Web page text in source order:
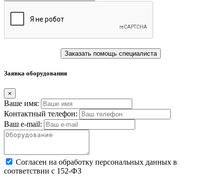
Заказать помощь специалиста
Заявка оборудования
×
Ваше имя:
Контактный телефон:
Ваш e-mail:
Cогласен на обработку персональных данных в
соответствии с 152-ФЗ